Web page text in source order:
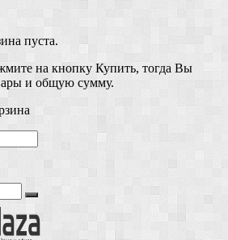
пуста.
на кнопку Купить, тогда Вы
и общую сумму.